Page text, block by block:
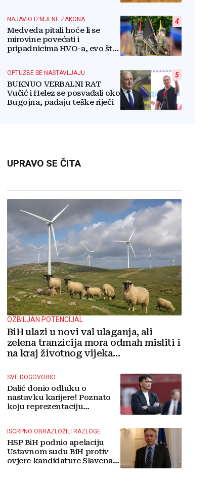
4
NAJAVIO IZMJENE ZAKONA
Medveda pitali hoće li se
mirovine povećati i
pripadnicima HVO-a, evo što
5
OPTUŽBE SE NASTAVLJAJU
BUKNUO VERBALNI RAT
Vučić i Helez se posvađali oko
Bugojna, padaju teške riječi
UPRAVO SE ČITA
OZBILJAN POTENCIJAL
BiH ulazi u novi val ulaganja, ali
zelena tranzicija mora odmah misliti i
na kraj životnog vijeka
SVE DOGOVORIO
Dalić donio odluku o
nastavku karijere! Poznato
koju reprezentaciju
ISCRPNO OBRAZLOŽILI RAZLOGE
HSP BiH podnio apelaciju
Ustavnom sudu BiH protiv
ovjere kandidature Slavena